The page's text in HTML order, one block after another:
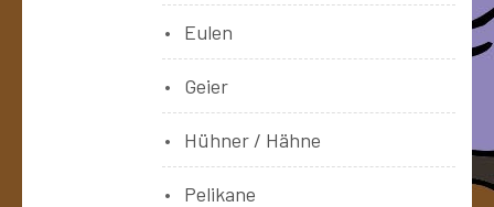
Eulen
Geier
Hühner / Hähne
Pelikane